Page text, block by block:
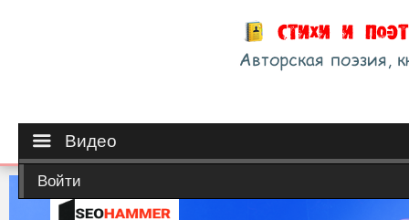
Видео
Войти